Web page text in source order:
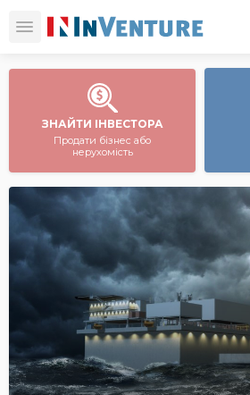
ЗНАЙТИ ІНВЕСТОРА
Продати бізнес або
нерухомість